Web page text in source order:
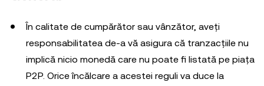
În calitate de cumpărător sau vânzător, aveți
responsabilitatea de-a vă asigura că tranzacțiile nu
implică nicio monedă care nu poate fi listată pe piața
P2P. Orice încălcare a acestei reguli va duce la